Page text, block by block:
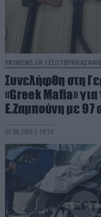
PRONEWS.GR / ΕΣΩΤΕΡΙΚΗ
Συνελήφθη στη
«Greek Mafia»
Ε.Ζαμπούνη με 97
07.08.2026 | 19:19